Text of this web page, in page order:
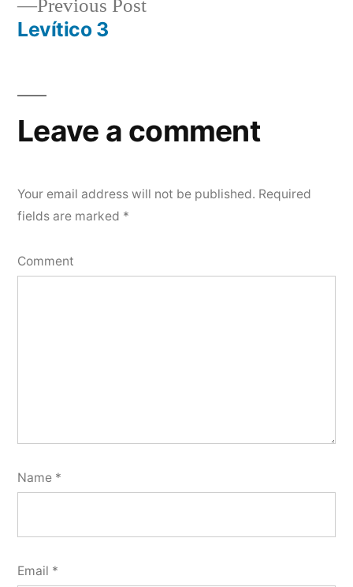
navigation
Previous PostPrevious
Levítico 3
Leave a comment
Your email address will not be published. Required
fields are marked *
Comment
Name *
Email *